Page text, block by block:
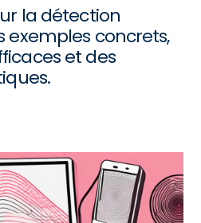
la détection
exemples concrets,
et des